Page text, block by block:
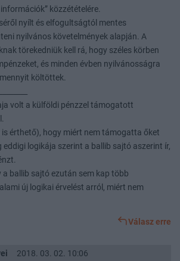
közzétételére.
nyílt és elfogultságtól mentes
nyilvános követelmények alapján. A
törekedniük kell rá, hogy széles körben
és minden évben nyilvánosságra
költöttek.
volt a külföldi pénzzel támogatott
érthető), hogy miért nem támogatta őket
eddigi logikája szerint a ballib sajtó aszerint ír,
a ballib sajtó ezután sem kap több
új logikai érvelést arról, miért nem
Válasz erre
2018. 03. 02. 10:06